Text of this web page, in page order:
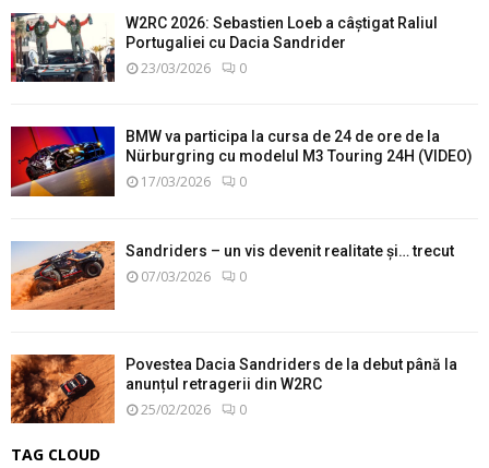
W2RC 2026: Sebastien Loeb a câștigat Raliul
Portugaliei cu Dacia Sandrider
23/03/2026 0
BMW va participa la cursa de 24 de ore de la
Nürburgring cu modelul M3 Touring 24H (VIDEO)
17/03/2026 0
Sandriders – un vis devenit realitate și… trecut
07/03/2026 0
Povestea Dacia Sandriders de la debut până la
anunțul retragerii din W2RC
25/02/2026 0
TAG CLOUD